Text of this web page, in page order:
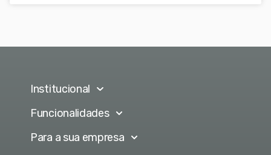
Institucional
Funcionalidades
Para a sua empresa